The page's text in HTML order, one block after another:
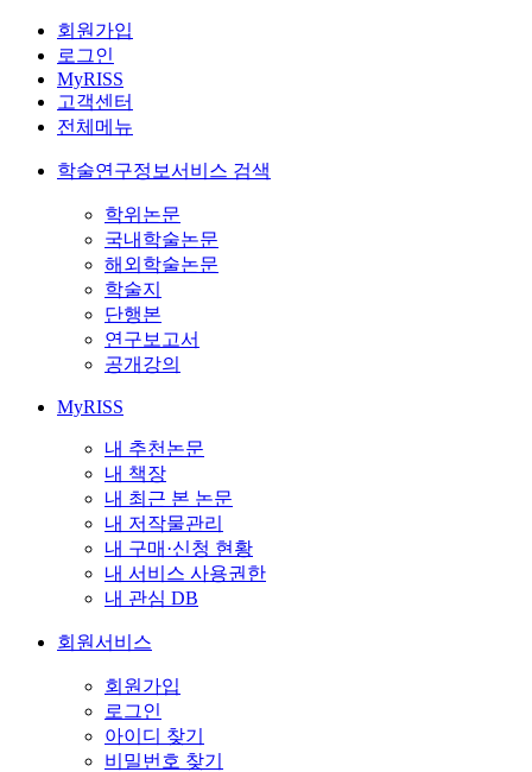
회원가입
로그인
MyRISS
고객센터
전체메뉴
학술연구정보서비스 검색
학위논문
국내학술논문
해외학술논문
학술지
단행본
연구보고서
공개강의
MyRISS
내 추천논문
내 책장
내 최근 본 논문
내 저작물관리
내 구매·신청 현황
내 서비스 사용권한
내 관심 DB
회원서비스
회원가입
로그인
아이디 찾기
비밀번호 찾기